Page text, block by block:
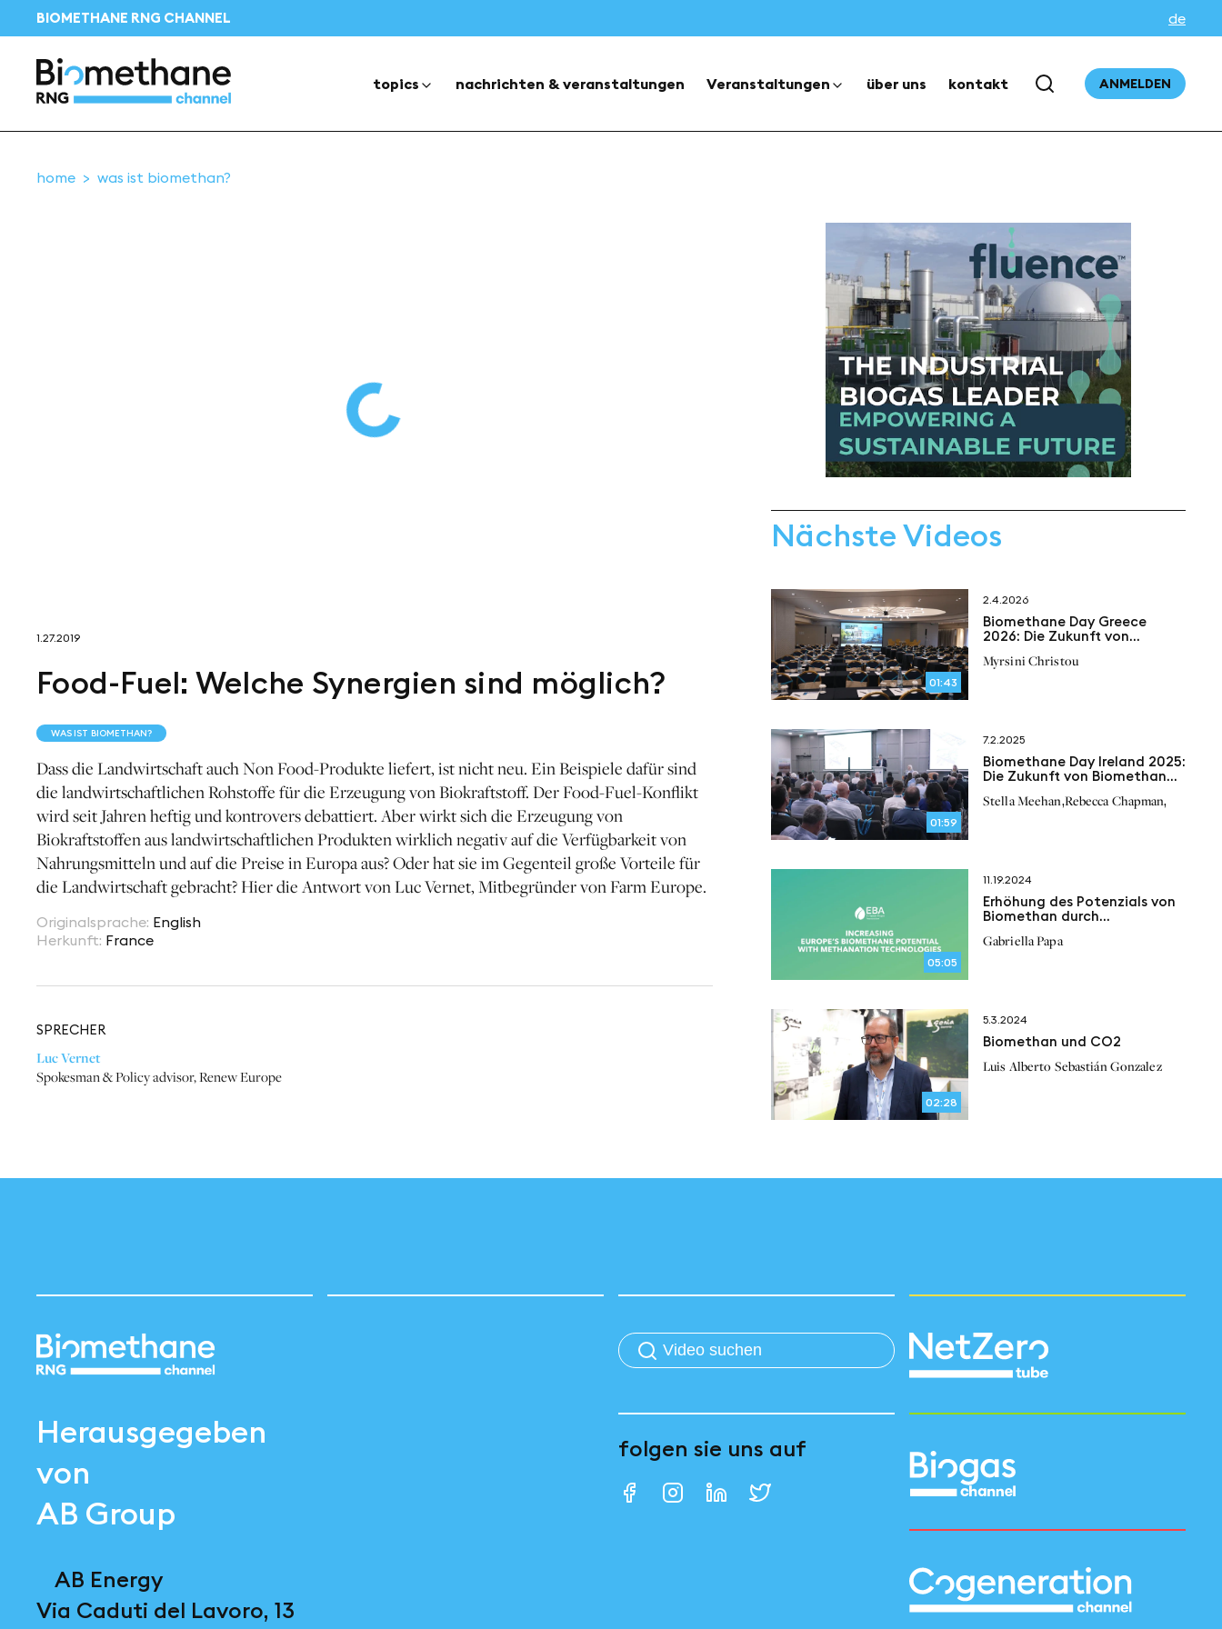
BIOMETHANE RNG CHANNEL de
topics nachrichten & veranstaltungen Veranstaltungen über uns kontakt ANMELDEN
home was ist biomethan?
1.27.2019
Food-Fuel: Welche Synergien sind möglich?
WAS IST BIOMETHAN?
Dass die Landwirtschaft auch Non Food-Produkte liefert, ist nicht neu. Ein Beispiele dafür sind
die landwirtschaftlichen Rohstoffe für die Erzeugung von Biokraftstoff. Der Food-Fuel-Konflikt
wird seit Jahren heftig und kontrovers debattiert. Aber wirkt sich die Erzeugung von
Biokraftstoffen aus landwirtschaftlichen Produkten wirklich negativ auf die Verfügbarkeit von
Nahrungsmitteln und auf die Preise in Europa aus? Oder hat sie im Gegenteil große Vorteile für
die Landwirtschaft gebracht? Hier die Antwort von Luc Vernet, Mitbegründer von Farm Europe.
Originalsprache: English
Herkunft: France
SPRECHER
Luc Vernet
Spokesman & Policy advisor,Renew Europe
Nächste Videos
01:43
2.4.2026
Biomethane Day Greece
2026: Die Zukunft von
Griechenland
Myrsini Christou
01:59
7.2.2025
Biomethane Day Ireland 2025:
Die Zukunft von Biomethan
Stella Meehan,Rebecca Chapman,
05:05
11.19.2024
Erhöhung des Potenzials von
Biomethan durch
Gabriella Papa
02:28
5.3.2024
Biomethan und CO2
Luis Alberto Sebastián Gonzalez
Herausgegeben
von
AB Group
AB Energy
Via Caduti del Lavoro, 13
folgen sie uns auf